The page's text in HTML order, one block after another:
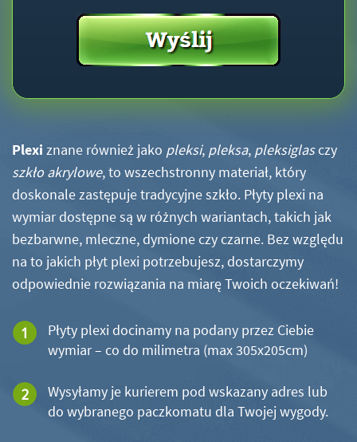
Plexi znane również jako pleksi, pleksa, pleksiglasczy
szkło akrylowe, to wszechstronny materiał, który
doskonale zastępuje tradycyjne szkło. Płyty plexi na
wymiar dostępne są w różnych wariantach, takich jak
bezbarwne, mleczne, dymione czy czarne. Bez względu
na to jakich płyt plexi potrzebujesz, dostarczymy
odpowiednie rozwiązania na miarę Twoich oczekiwań!
Płyty plexi docinamy na podany przez Ciebie
wymiar – co do milimetra (max 305x205cm)
Wysyłamy je kurierem pod wskazany adres lub
do wybranego paczkomatu dla Twojej wygody.